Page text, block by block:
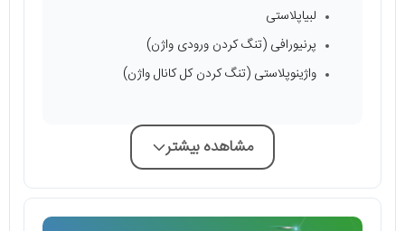
لبیاپلاستی
پرنیورافی (تنگ کردن ورودی واژن)
واژینوپلاستی (تنگ کردن کل کانال واژن)
مشاهده بیشتر